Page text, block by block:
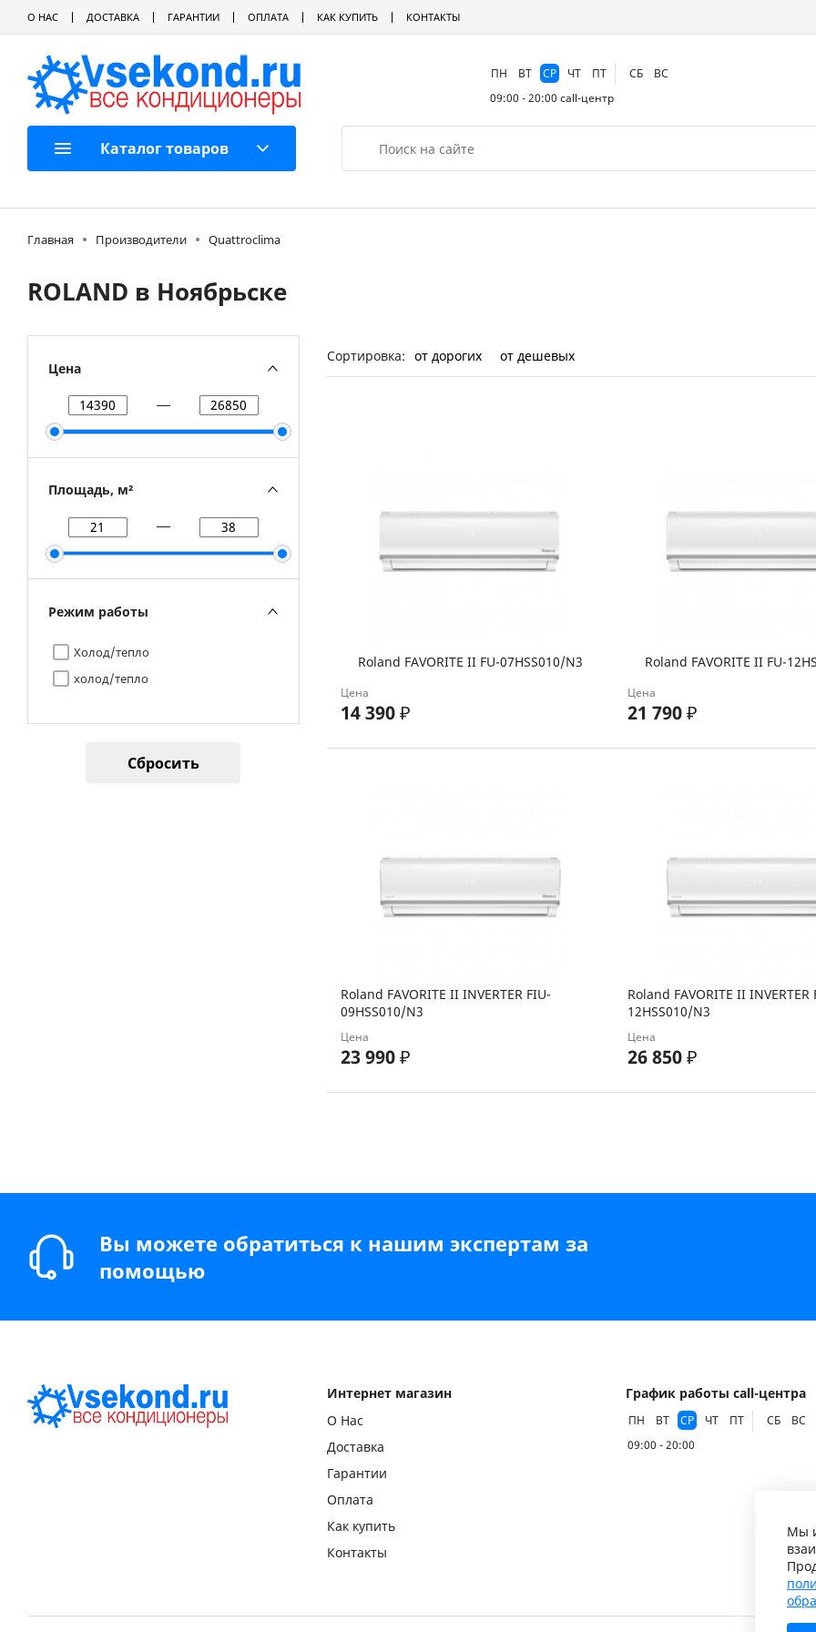
О НАС ДОСТАВКА ГАРАНТИИ ОПЛАТА КАК КУПИТЬ КОНТАКТЫ
ПН ВТ СР ЧТ ПТ СБ
ВС
09:00 - 20:00 call-центр
Каталог товаров
Главная Производители Quattroclima
ROLAND в Ноябрьске
Сортировка: от дорогих от дешевых
Roland FAVORITE II FU-07HSS010/N3
Цена
14 390₽
Roland FAVORITE II FU-
Цена
21 790₽
Roland FAVORITE II INVERTER FIU-
09HSS010/N3
Цена
23 990₽
Roland FAVORITE II INVERTER
12HSS010/N3
Цена
26 850₽
Цена
Площадь, м²
Режим работы
Холод/тепло
холод/тепло
Сбросить
Вы можете обратиться к нашим экспертам за
помощью
Интернет магазин
О Нас
Доставка
Гарантии
Оплата
Как купить
Контакты
График работы call-центра
ПН ВТ СР ЧТ ПТ СБ
ВС
09:00 - 20:00
Мы